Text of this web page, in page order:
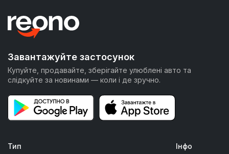
Завантажуйте застосунок
Купуйте, продавайте, зберігайте улюблені авто та
слідкуйте за новинами — коли і де зручно.
Тип Інфо